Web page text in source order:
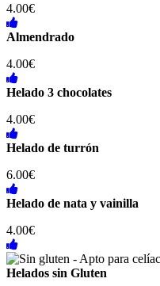
4.00€
Almendrado
4.00€
Helado 3 chocolates
4.00€
Helado de turrón
6.00€
Helado de nata y vainilla
4.00€
Helados sin Gluten